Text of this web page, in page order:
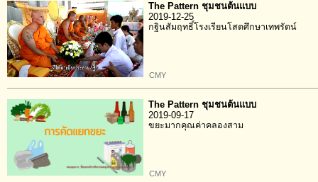
The Pattern ชุมชนต้นแบบ
2019-12-25
กฐินสัมฤทธิ์โรงเรียนโสตศึกษาเทพรัตน์
CMY
The Pattern ชุมชนต้นแบบ
2019-09-17
ขยะมากคุณค่าคลองสาม
CMY